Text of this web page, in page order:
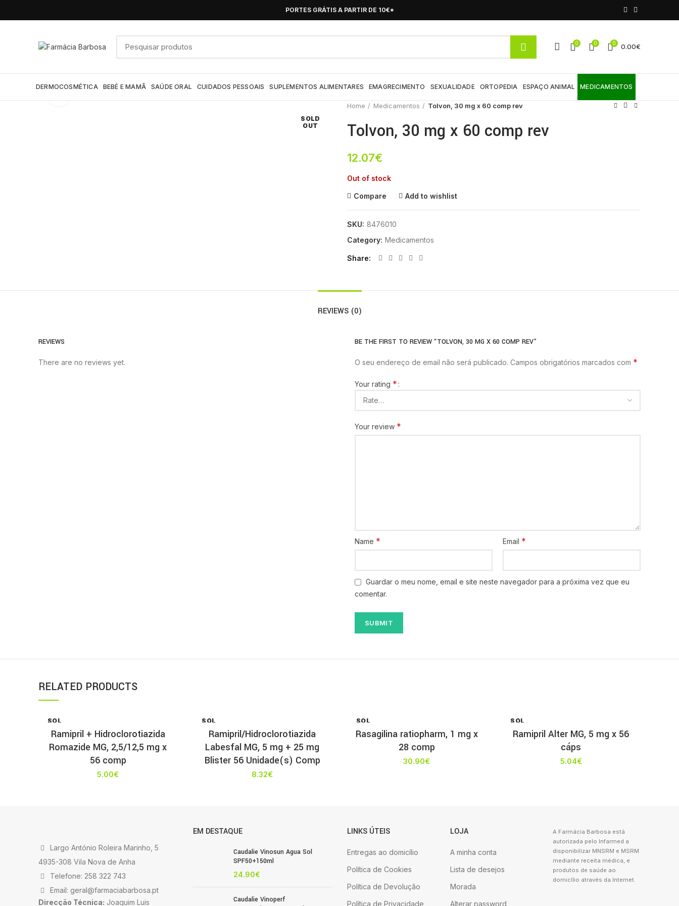
PORTES GRÁTIS A PARTIR DE 10€*
0 0 0 0.00€
DERMOCOSMÉTICA BEBÉ E MAMÃ SAÚDE ORAL CUIDADOS PESSOAIS SUPLEMENTOS ALIMENTARES EMAGRECIMENTO SEXUALIDADE ORTOPEDIA ESPAÇO ANIMAL MEDICAMENTOS
SOLD
OUT
Home
Medicamentos Tolvon, 30 mg x 60 comp rev
Tolvon, 30 mg x 60 comp rev
12.07€
Out of stock
Compare Add to wishlist
SKU: 8476010
Category: Medicamentos
Share
REVIEWS (0)
REVIEWS
There are no reviews yet.
BE THE FIRST TO REVIEW “TOLVON, 30 MG X 60 COMP REV”
O seu endereço de email não será publicado. Campos obrigatórios marcados com *
Your rating *
Your review *
Name * Email *
Guardar o meu nome, email e site neste navegador para a próxima vez que eu
comentar.
RELATED PRODUCTS
SOL
T
Ramipril + Hidroclorotiazida
Romazide MG, 2,5/12,5 mg x
56 comp
5.00€
SOL
T
Ramipril/Hidroclorotiazida
Labesfal MG, 5 mg + 25 mg
Blister 56 Unidade(s) Comp
8.32€
SOL
T
Rasagilina ratiopharm, 1 mg x
28 comp
30.90€
SOL
T
Ramipril Alter MG, 5 mg x 56
cáps
5.04€
Largo António Roleira Marinho, 5
4935-308 Vila Nova de Anha
Telefone: 258 322 743
Email: geral@farmaciabarbosa.pt
Direcção Técnica: Joaquim Luis
EM DESTAQUE
Caudalie Vinosun Agua Sol
SPF50+150ml
24.90€
Caudalie Vinoperf
LINKS ÚTEIS
Entregas ao domicílio
Política de Cookies
Política de Devolução
Política de Privacidade
LOJA
A minha conta
Lista de desejos
Morada
Alterar password
A Farmácia Barbosa está
autorizada pelo Infarmed a
disponibilizar MNSRM e MSRM
mediante receita médica, e
produtos de saúde ao
domicílio através da Internet.